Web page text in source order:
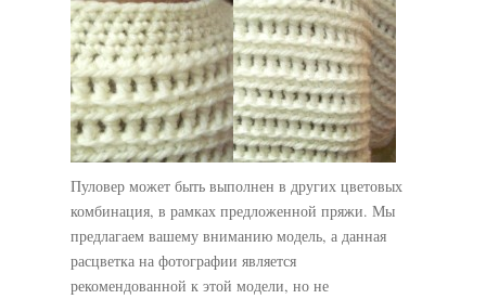
Пуловер может быть выполнен в других цветовых
комбинация, в рамках предложенной пряжи. Мы
предлагаем вашему вниманию модель, а данная
расцветка на фотографии является
рекомендованной к этой модели, но не